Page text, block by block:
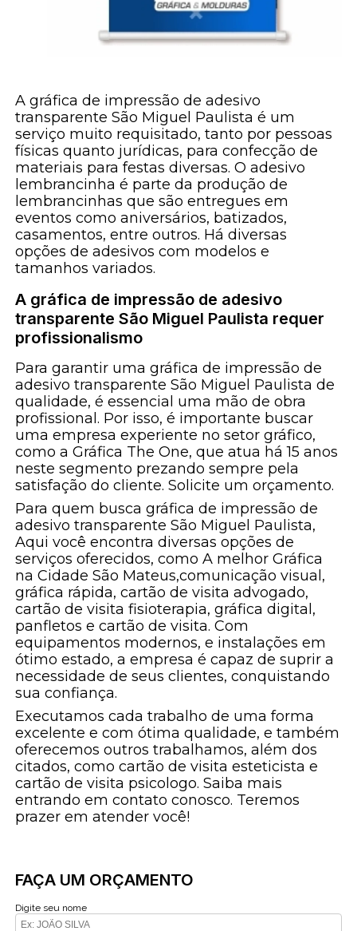
A gráfica de impressão de adesivo
transparente São Miguel Paulista é um
serviço muito requisitado, tanto por pessoas
físicas quanto jurídicas, para confecção de
materiais para festas diversas. O adesivo
lembrancinha é parte da produção de
lembrancinhas que são entregues em
eventos como aniversários, batizados,
casamentos, entre outros. Há diversas
opções de adesivos com modelos e
tamanhos variados.
A gráfica de impressão de adesivo
transparente São Miguel Paulista requer
profissionalismo
Para garantir uma gráfica de impressão de
adesivo transparente São Miguel Paulista de
qualidade, é essencial uma mão de obra
profissional. Por isso, é importante buscar
uma empresa experiente no setor gráfico,
como a Gráfica The One, que atua há 15 anos
neste segmento prezando sempre pela
satisfação do cliente. Solicite um orçamento.
Para quem busca gráfica de impressão de
adesivo transparente São Miguel Paulista,
Aqui você encontra diversas opções de
serviços oferecidos, como A melhor Gráfica
na Cidade São Mateus,comunicação visual,
gráfica rápida, cartão de visita advogado,
cartão de visita fisioterapia, gráfica digital,
panfletos e cartão de visita. Com
equipamentos modernos, e instalações em
ótimo estado, a empresa é capaz de suprir a
necessidade de seus clientes, conquistando
sua confiança.
Executamos cada trabalho de uma forma
excelente e com ótima qualidade, e também
oferecemos outros trabalhamos, além dos
citados, como cartão de visita esteticista e
cartão de visita psicologo. Saiba mais
entrando em contato conosco. Teremos
prazer em atender você!
FAÇA UM ORÇAMENTO
Digite seu nome